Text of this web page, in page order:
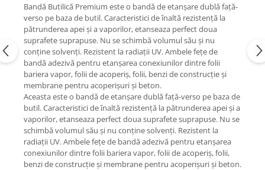
Bandă Butilică Premium este o bandă de etanșare dublă față-
verso pe baza de butil. Caracteristici de înaltă rezistență la
pătrunderea apei și a vaporilor, etanseaza perfect doua
suprafete suprapuse. Nu se schimbă volumul său și nu
conține solvenți. Rezistent la radiații UV. Ambele fețe de
bandă adezivă pentru etanșarea conexiunilor dintre folii
bariera vapor, folii de acoperiș, folii, benzi de construcție și
membrane pentru acoperișuri și beton.
Aceasta este o bandă de etanșare dublă față-verso pe baza de
butil. Caracteristici de înaltă rezistență la pătrunderea apei și a
vaporilor, etanseaza perfect doua suprafete suprapuse. Nu se
schimbă volumul său și nu conține solvenți. Rezistent la
radiații UV. Ambele fețe de bandă adezivă pentru etanșarea
conexiunilor dintre folii bariera vapor, folii de acoperiș, folii,
benzi de construcție și membrane pentru acoperișuri și beton.